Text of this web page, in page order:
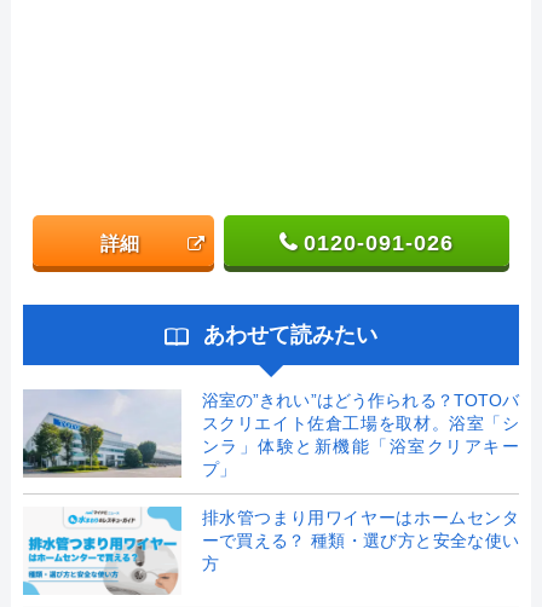
詳細 0120-091-026
あわせて読みたい
浴室の”きれい”はどう作られる？TOTOバ
スクリエイト佐倉工場を取材。浴室「シ
ンラ」体験と新機能「浴室クリアキー
プ」
排水管つまり用ワイヤーはホームセンタ
ーで買える？ 種類・選び方と安全な使い
方